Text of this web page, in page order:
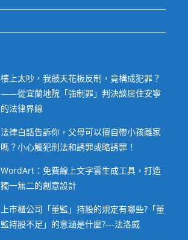
樓上太吵，我敲天花板反制，竟構成犯罪？
——從宜蘭地院「強制罪」判決談居住安寧
的法律界線
法律白話告訴你，父母可以擅自帶小孩離家
嗎？小心觸犯刑法和誘罪或略誘罪！
WordArt：免費線上文字雲生成工具，打造
獨一無二的創意設計
上市櫃公司「董監」持股的規定有哪些?「董
監持股不足」的意涵是什麼?---法洛威